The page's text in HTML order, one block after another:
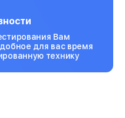
Вам
для вас время
технику